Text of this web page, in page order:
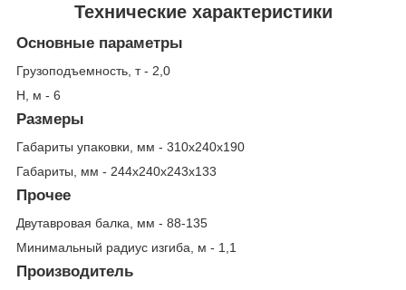
Технические характеристики
Основные параметры
Грузоподъемность, т - 2,0
Н, м - 6
Размеры
Габариты упаковки, мм - 310x240x190
Габариты, мм - 244х240х243х133
Прочее
Двутавровая балка, мм - 88-135
Минимальный радиус изгиба, м - 1,1
Производитель